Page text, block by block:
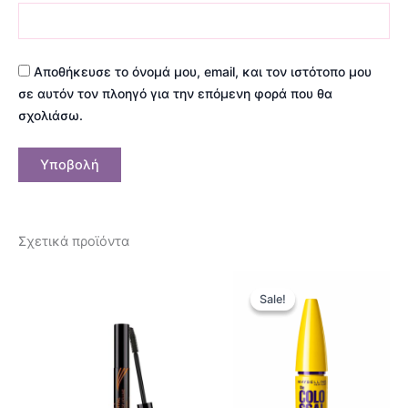
Αποθήκευσε το όνομά μου, email, και τον ιστότοπο μου
σε αυτόν τον πλοηγό για την επόμενη φορά που θα
σχολιάσω.
Σχετικά προϊόντα
Sale!
Sale!
was:
12,50 €.